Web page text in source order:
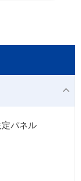
パネル